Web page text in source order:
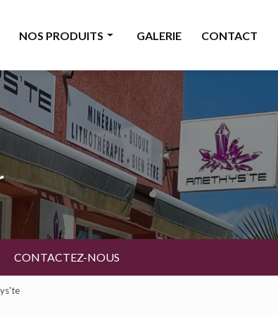
NOS PRODUITS
Minéraux
Bijoux
Décoration & accessoires
Bougies & senteurs
Ésotérisme
Livres & cartes
Beauté
GALERIE CONTACT
CONTACTEZ-NOUS